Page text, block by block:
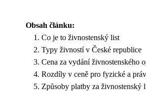
Obsah článku:
Co je to živnostenský list
Typy živností v České republice
Cena za vydání živnostenského
Rozdíly v ceně pro fyzické a
Způsoby platby za živnostenský